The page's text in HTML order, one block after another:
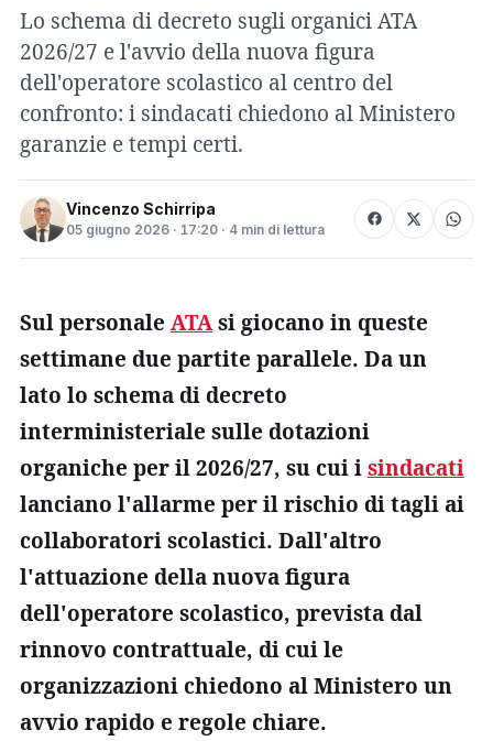
Lo schema di decreto sugli organici ATA
2026/27 e l'avvio della nuova figura
dell'operatore scolastico al centro del
confronto: i sindacati chiedono al Ministero
garanzie e tempi certi.
Vincenzo Schirripa
05 giugno 2026 · 17:20 · 4 min di lettura
Sul personale ATAsi giocano in queste
settimane due partite parallele. Da un
lato lo schema di decreto
interministeriale sulle dotazioni
organiche per il 2026/27, su cui isindacati
lanciano l'allarme per il rischio di tagli ai
collaboratori scolastici. Dall'altro
l'attuazione della nuova figura
dell'operatore scolastico, prevista dal
rinnovo contrattuale, di cui le
organizzazioni chiedono al Ministero un
avvio rapido e regole chiare.